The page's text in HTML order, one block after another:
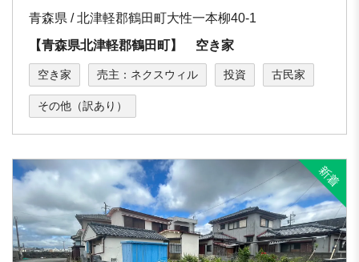
青森県 / 北津軽郡鶴田町大性一本柳40-1
【青森県北津軽郡鶴田町】 空き家
空き家 売主：ネクスウィル 投資 古民家
その他（訳あり）